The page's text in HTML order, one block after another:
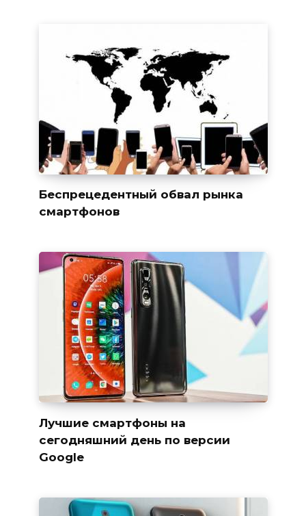
Беспрецедентный обвал рынка
смартфонов
Лучшие смартфоны на
сегодняшний день по версии
Google